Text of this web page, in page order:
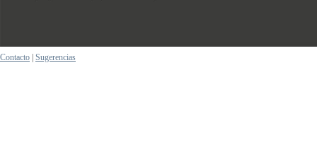
Contacto Sugerencias